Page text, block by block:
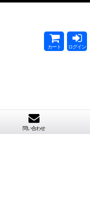
カート ログイン
問い合わせ